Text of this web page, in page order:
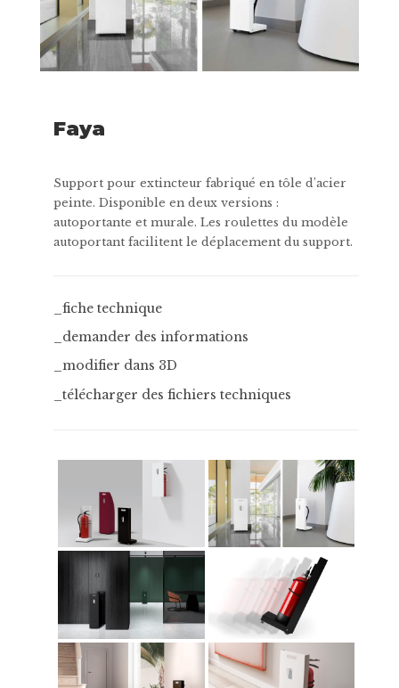
Faya
Support pour extincteur fabriqué en tôle d’acier
peinte. Disponible en deux versions :
autoportante et murale. Les roulettes du modèle
autoportant facilitent le déplacement du support.
_fiche technique
_demander des informations
_modifier dans 3D
_télécharger des fichiers techniques